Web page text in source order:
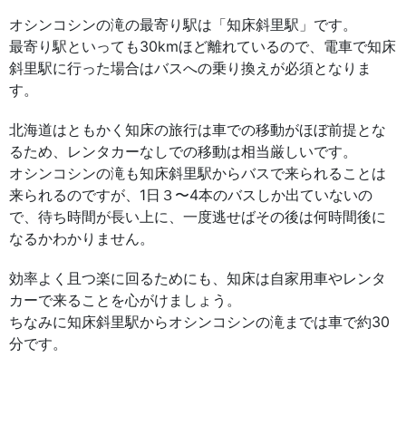
オシンコシンの滝の最寄り駅は「知床斜里駅」です。
最寄り駅といっても30kmほど離れているので、電車で知床
斜里駅に行った場合はバスへの乗り換えが必須となりま
す。
北海道はともかく知床の旅行は車での移動がほぼ前提とな
るため、レンタカーなしでの移動は相当厳しいです。
オシンコシンの滝も知床斜里駅からバスで来られることは
来られるのですが、1日３〜4本のバスしか出ていないの
で、待ち時間が長い上に、一度逃せばその後は何時間後に
なるかわかりません。
効率よく且つ楽に回るためにも、知床は自家用車やレンタ
カーで来ることを心がけましょう。
ちなみに知床斜里駅からオシンコシンの滝までは車で約30
分です。